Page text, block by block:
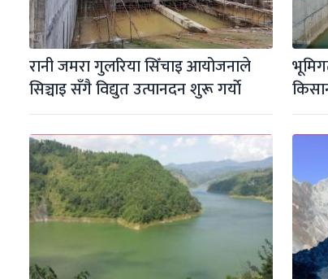
रानी जमरा गुलरिया सिँचाइ आयोजनाले
सिञ्चाइ सँगै विद्युत उत्पानदन शुरू गर्याे